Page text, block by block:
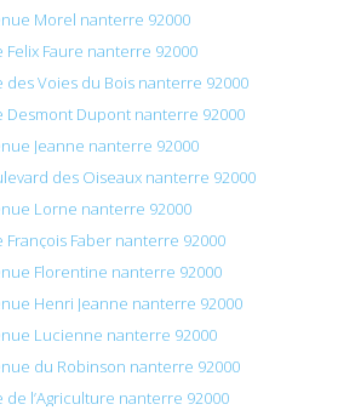
Morel nanterre 92000
Faure nanterre 92000
Voies du Bois nanterre 92000
Desmont Dupont nanterre 92000
Jeanne nanterre 92000
des Oiseaux nanterre 92000
Lorne nanterre 92000
Faber nanterre 92000
Florentine nanterre 92000
Henri Jeanne nanterre 92000
Lucienne nanterre 92000
du Robinson nanterre 92000
l’Agriculture nanterre 92000